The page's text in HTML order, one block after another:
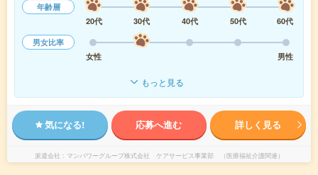
年齢層
20代
30代 40代 50代
60代
男女比率
女性
男性
もっと見る
気になる! 応募へ進む 詳しく見る
派遣会社 マンパワーグループ株式会社 ケアサービス事業部 （医療福祉介護関連）